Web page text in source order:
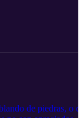
de piedras, o